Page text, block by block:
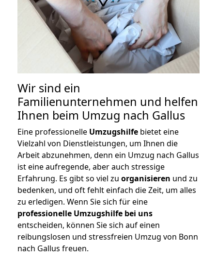
Wir sind ein
Familienunternehmen und helfen
Ihnen beim Umzug nach Gallus
Eine professionelle Umzugshilfe bietet eine
Vielzahl von Dienstleistungen, um Ihnen die
Arbeit abzunehmen, denn ein Umzug nach Gallus
ist eine aufregende, aber auch stressige
Erfahrung. Es gibt so viel zu organisieren und zu
bedenken, und oft fehlt einfach die Zeit, um alles
zu erledigen. Wenn Sie sich für eine
professionelle Umzugshilfe bei uns
entscheiden, können Sie sich auf einen
reibungslosen und stressfreien Umzug von Bonn
nach Gallus freuen.